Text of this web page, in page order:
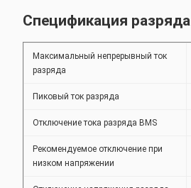
Спецификация разряда
Максимальный непрерывный ток
разряда
Пиковый ток разряда
Отключение тока разряда BMS
Рекомендуемое отключение при
низком напряжении